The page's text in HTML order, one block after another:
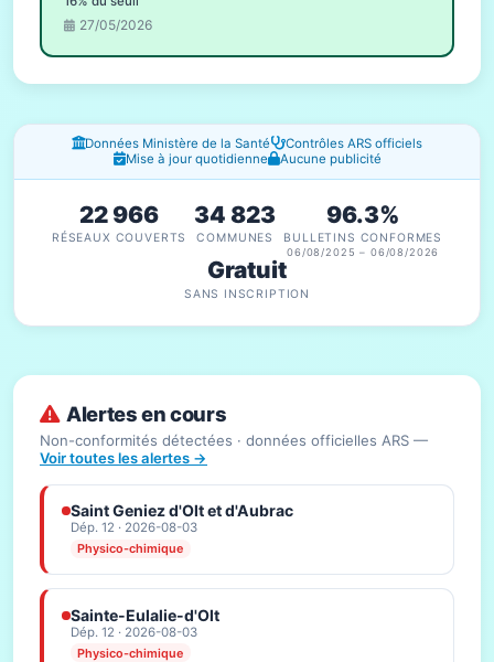
27/05/2026
Fenêtres d'information
Données Ministère de la Santé
Contrôles ARS officiels
Mise à jour quotidienne
Aucune publicité
22 966
RÉSEAUX COUVERTS
34 823
COMMUNES
96.3%
BULLETINS CONFORMES
06/08/2025 – 06/08/2026
Gratuit
SANS INSCRIPTION
Alertes en cours
Non-conformités détectées · données officielles ARS —
Voir toutes les alertes →
Saint Geniez d'Olt et d'Aubrac
Dép. 12 · 2026-08-03
Physico-chimique
Sainte-Eulalie-d'Olt
Dép. 12 · 2026-08-03
Physico-chimique